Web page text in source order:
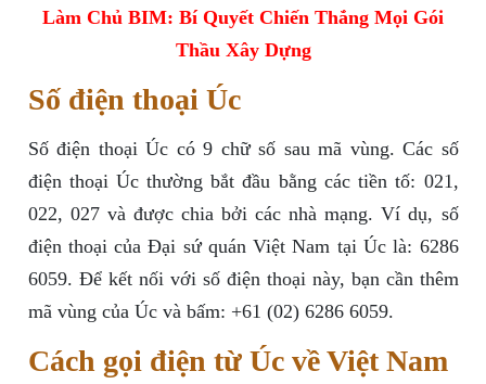
Làm Chủ BIM: Bí Quyết Chiến Thắng Mọi Gói
Thầu Xây Dựng
Số điện thoại Úc
Số điện thoại Úc có 9 chữ số sau mã vùng. Các số
điện thoại Úc thường bắt đầu bằng các tiền tố: 021,
022, 027 và được chia bởi các nhà mạng. Ví dụ, số
điện thoại của Đại sứ quán Việt Nam tại Úc là: 6286
6059. Để kết nối với số điện thoại này, bạn cần thêm
mã vùng của Úc và bấm: +61 (02) 6286 6059.
Cách gọi điện từ Úc về Việt Nam